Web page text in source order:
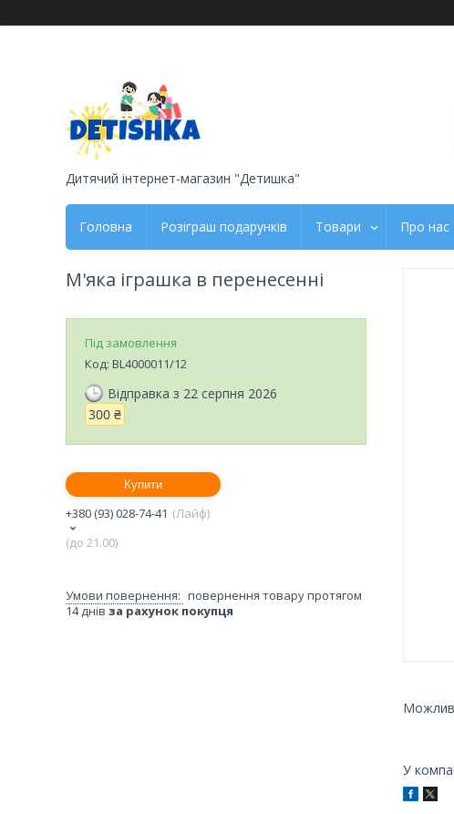
Дитячий інтернет-магазин "Детишка"
Головна Розіграш подарунків Товари Про нас
У
М'яка іграшка в перенесенні
Під замовлення
Код: BL4000011/12
Відправка з 22 серпня 2026
300 ₴
Купити
+380 (93) 028-74-41
Лайф
(до 21.00)
повернення товару протягом
14 днів за рахунок покупця